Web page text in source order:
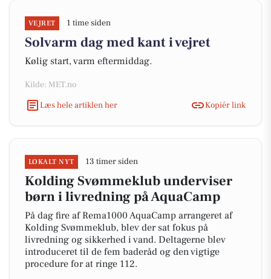
VEJRET 1 time siden
Solvarm dag med kant i vejret
Kølig start, varm eftermiddag.
Kilde: MET.no
Læs hele artiklen her
Kopiér link
LOKALT NYT 13 timer siden
Kolding Svømmeklub underviser
børn i livredning på AquaCamp
På dag fire af Rema1000 AquaCamp arrangeret af
Kolding Svømmeklub, blev der sat fokus på
livredning og sikkerhed i vand. Deltagerne blev
introduceret til de fem baderåd og den vigtige
procedure for at ringe 112.